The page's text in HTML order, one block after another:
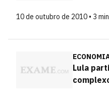
10 de outubro de 2010 • 3
Lula